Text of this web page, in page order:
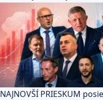
NAJNOVŠÍ PRIESKUM